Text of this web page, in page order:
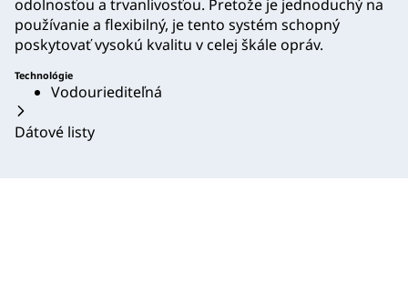
odolnosťou a trvanlivosťou. Pretože je jednoduchý na
používanie a flexibilný, je tento systém schopný
poskytovať vysokú kvalitu v celej škále opráv.
Technológie
Vodouriediteľná
Dátové listy